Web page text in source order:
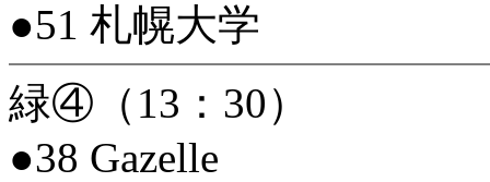
●51 札幌大学
緑④（13：30）
●38 Gazelle